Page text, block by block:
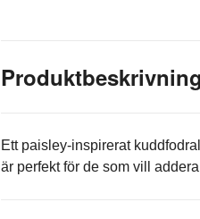
Produktbeskrivning
Ett paisley-inspirerat
är perfekt för de som vill